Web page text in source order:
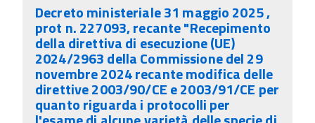
Decreto ministeriale 31 maggio 2025 ,
prot n. 227093, recante "Recepimento
della direttiva di esecuzione (UE)
2024/2963 della Commissione del 29
novembre 2024 recante modifica delle
direttive 2003/90/CE e 2003/91/CE per
quanto riguarda i protocolli per